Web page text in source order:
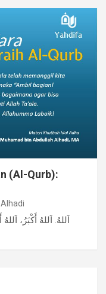
(Al-Qurb):